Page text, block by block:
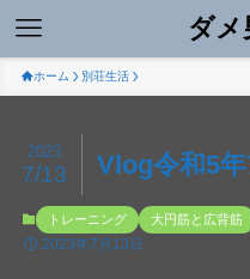
ダメ
ホーム 別荘生活
Vlog令和5
2023
7/13
トレーニング 大円筋と広背筋
2023年7月13日